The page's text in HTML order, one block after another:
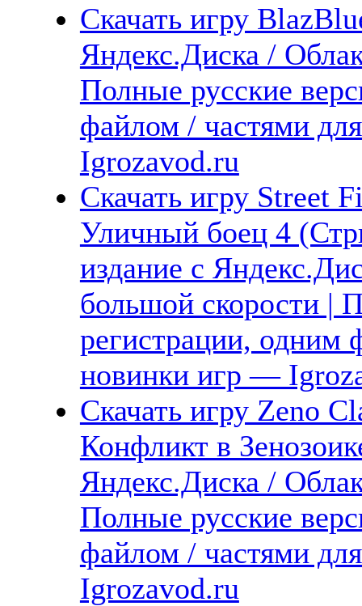
Скачать игру
Яндекс.Диска /
Полные русские
файлом / частями
Igrozavod.ru
Скачать игру Street
Уличный боец 4
издание с
большой скорости |
регистрации, одним
новинки игр —
Скачать игру Zeno
Конфликт в
Яндекс.Диска /
Полные русские
файлом / частями
Igrozavod.ru